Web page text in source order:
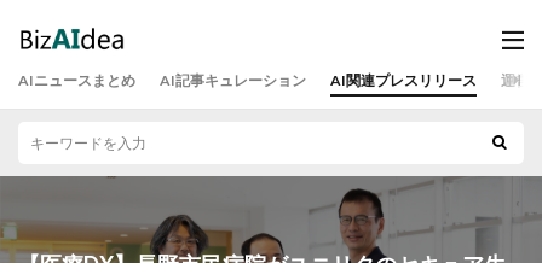
AIニュースまとめ AI記事キュレーション AI関連プレスリリース 運営